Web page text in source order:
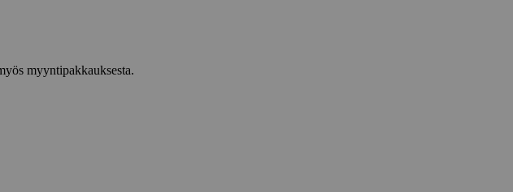
myyntipakkauksesta.